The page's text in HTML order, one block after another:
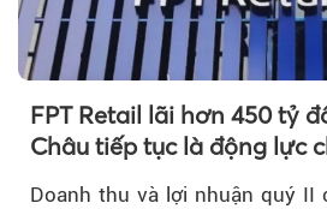
FPT Retail lãi hơn 450 tỷ
Châu tiếp tục là động lực
Doanh thu và lợi nhuận quý II